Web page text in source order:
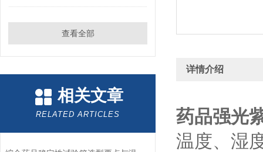
查看全部
相关文章
RELATED ARTICLES
详情介绍
药品强光
温度、湿